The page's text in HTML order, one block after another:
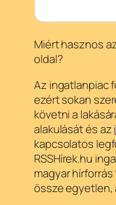
Miért hasznos
oldal?
Az ingatlanpiac
ezért sokan
követni a
alakulását és az
kapcsolatos
RSSHírek.hu
magyar
össze